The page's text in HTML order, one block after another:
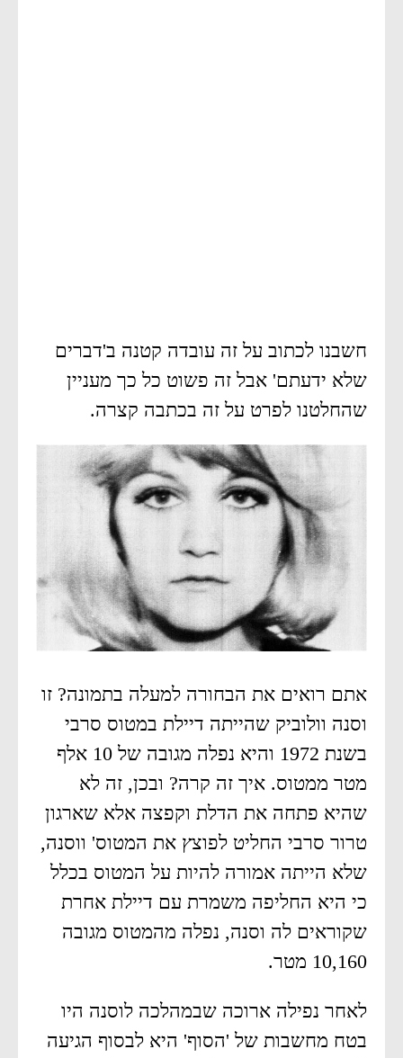
חשבנו לכתוב על זה עובדה קטנה ב'דברים
שלא ידעתם' אבל זה פשוט כל כך מעניין
שהחלטנו לפרט על זה בכתבה קצרה.
אתם רואים את הבחורה למעלה בתמונה? זו
וסנה וולוביק שהייתה דיילת במטוס סרבי
בשנת 1972 והיא נפלה מגובה של 10 אלף
מטר ממטוס. איך זה קרה? ובכן, זה לא
שהיא פתחה את הדלת וקפצה אלא שארגון
טרור סרבי החליט לפוצץ את המטוס' ווסנה,
שלא הייתה אמורה להיות על המטוס בכלל
כי היא החליפה משמרת עם דיילת אחרת
שקוראים לה וסנה, נפלה מהמטוס מגובה
10,160 מטר.
לאחר נפילה ארוכה שבמהלכה לוסנה היו
בטח מחשבות של 'הסוף' היא לבסוף הגיעה